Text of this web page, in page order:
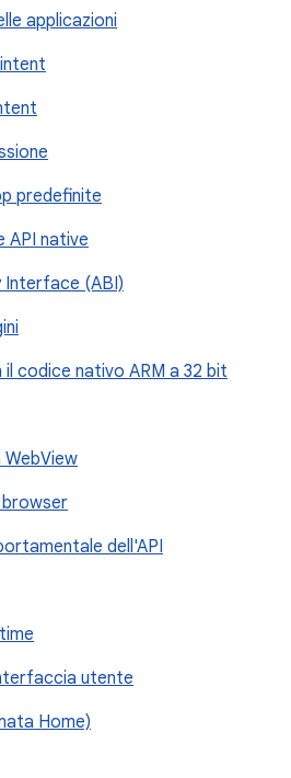
applicazioni
predefinite
API native
Interface (ABI)
codice nativo ARM a 32 bit
dell'API
utente
Home)